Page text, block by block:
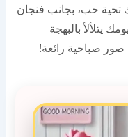
تحية حب، بجانب فنجان
يتلألأ بالبهجة
صور صباحية رائعة!